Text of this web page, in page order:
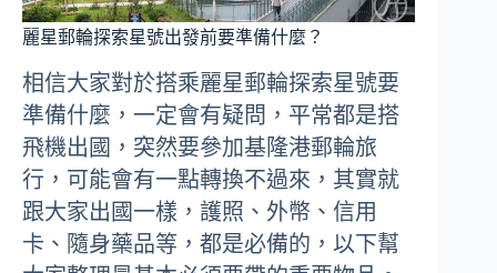
麗星郵輪探索星號出發前要準備什麼？
相信大家對於搭乘麗星郵輪探索星號要
準備什麼，一定會有疑問，平常都是搭
飛機出國，突然要參加基隆港郵輪旅
行，可能會有一點轉換不過來，其實就
跟大家出國一樣，護照、外幣、信用
卡、隨身藥品等，都是必備的，以下幫